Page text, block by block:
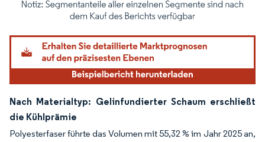
Bild © Mordor Intelligence. Wiederverwendung erfordert Namensnennung
Nach Materialtyp: Gelinfundierter Schaum erschließt
die Kühlprämie
Polyesterfaser führte das Volumen mit 55,32 % im Jahr 2025 an,